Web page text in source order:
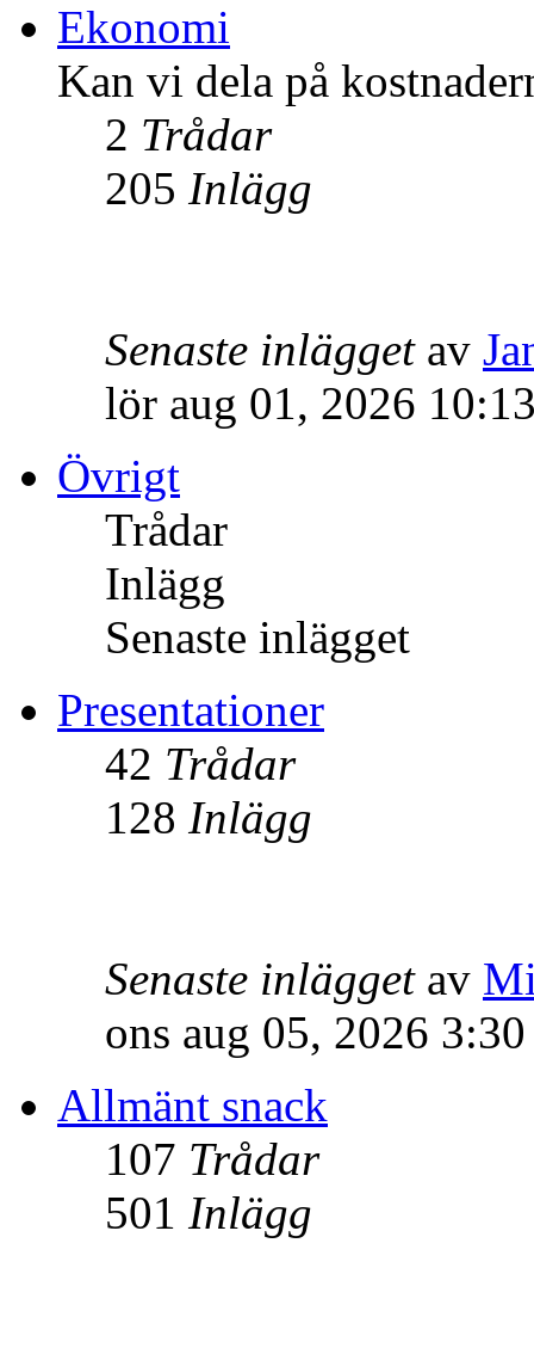
Ekonomi
Kan vi dela på
2 Trådar
205 Inlägg
Senaste inläggetav
lör aug 01, 2026
Övrigt
Trådar
Inlägg
Senaste inlägget
Presentationer
42 Trådar
128 Inlägg
Senaste inläggetav
ons aug 05, 2026
Allmänt snack
107 Trådar
501 Inlägg